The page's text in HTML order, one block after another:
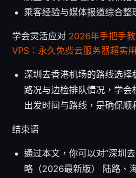
乘客经验与媒体报道综合整
学会灵活应对 2026年手把手
VPS：永久免费云服务器超实
深圳去香港机场的路线选择
路况与边检排队情况，学会
出发时间与路线，是确保顺
结束语
通过本文，你可以对“深圳
略（2026最新版） 陆路、